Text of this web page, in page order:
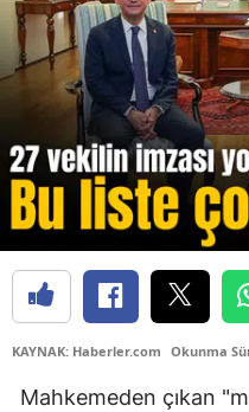
KAYNAK: Haberler.com Okunma
Mahkemeden çıkan